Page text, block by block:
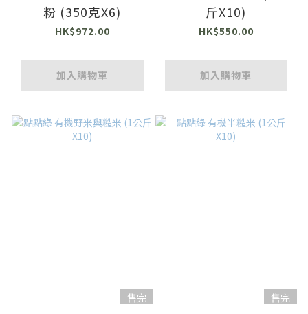
粉 (350克X6)
HK$972.00
加入購物車
斤X10)
HK$550.00
加入購物車
售完 售完